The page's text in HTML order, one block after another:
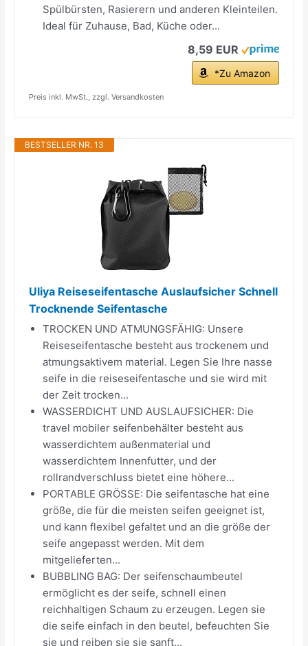
Spülbürsten, Rasierern und anderen Kleinteilen.
Ideal für Zuhause, Bad, Küche oder...
8,59 EUR
*Zu Amazon
Preis inkl. MwSt., zzgl. Versandkosten
BESTSELLER NR. 13
Uliya Reiseseifentasche Auslaufsicher Schnell
Trocknende Seifentasche
TROCKEN UND ATMUNGSFÄHIG: Unsere
Reiseseifentasche besteht aus trockenem und
atmungsaktivem material. Legen Sie Ihre nasse
seife in die reiseseifentasche und sie wird mit
der Zeit trocken...
WASSERDICHT UND AUSLAUFSICHER: Die
travel mobiler seifenbehälter besteht aus
wasserdichtem außenmaterial und
wasserdichtem Innenfutter, und der
rollrandverschluss bietet eine höhere...
PORTABLE GRÖSSE: Die seifentasche hat eine
größe, die für die meisten seifen geeignet ist,
und kann flexibel gefaltet und an die größe der
seife angepasst werden. Mit dem
mitgelieferten...
BUBBLING BAG: Der seifenschaumbeutel
ermöglicht es der seife, schnell einen
reichhaltigen Schaum zu erzeugen. Legen sie
die seife einfach in den beutel, befeuchten Sie
sie und reiben sie sie sanft...